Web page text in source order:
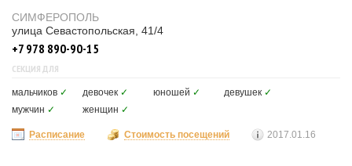
СИМФЕРОПОЛЬ
улица Севастопольская, 41/4
+7 978 890-90-15
СЕКЦИЯ ДЛЯ
мальчиков ✓ девочек ✓ юношей ✓ девушек ✓
мужчин ✓ женщин ✓
Расписание Стоимость посещений 2017.01.16